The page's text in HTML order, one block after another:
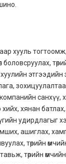
хууль
боловсруулах,
этгээдийн
санхүү,
хянан батлах,
удирдлагыг
ашиглах,
төрийн
төрийн өмчийн